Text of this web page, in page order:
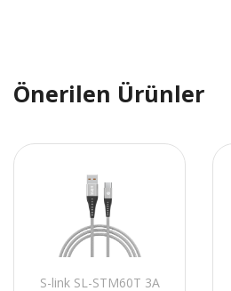
Önerilen Ürünler
S-link SL-STM60T 3A